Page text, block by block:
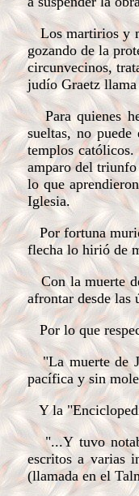
Los martirios y
gozando de la
circunvecinos,
judío Graetz llama
Para quienes
sueltas, no
templos
amparo del triunfo
lo que
Iglesia.
Por fortuna murió
flecha lo hirió de
Con la muerte de
afrontar desde las
Por lo que
"La muerte de
pacífica y sin
Y la
"...Y tuvo
escritos a varias
(llamada en el